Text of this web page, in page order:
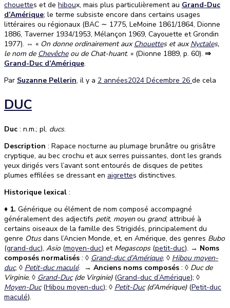
chouettes et de hiboux, mais plus particulièrement au Grand-Duc
d’Amérique; le terme subsiste encore dans certains usages
littéraires ou régionaux (BAC ∼ 1775, LeMoine 1861/1864, Dionne
1886, Taverner 1934/1953, Mélançon 1969, Cayouette et Grondin
1977). ⇔ « On donne ordinairement auxChouettes et auxNyctales,
le nom de Chevêcheou de Chat-huant. » (Dionne 1889, p. 60). ⇒
Grand-Duc d’Amérique.
Par Suzanne Pellerin, il y a 2 années2024 Décembre 26 de cela
DUC
Duc : n.m.; pl. ducs.
Description : Rapace nocturne au plumage brunâtre ou grisâtre
cryptique, au bec crochu et aux serres puissantes, dont les grands
yeux dirigés vers l’avant sont entourés de disques de petites
plumes effilées se dressant en aigrettes distinctives.
Historique lexical :
♦ 1. Générique ou élément de nom composé accompagné
généralement des adjectifs petit, moyenou grand, attribué à
certains oiseaux de la famille des Strigidés, principalement du
genre Otusdans l’Ancien Monde, et, en Amérique, des genres Bubo
(grand-duc), Asio(moyen-duc) et Megascops(petit-duc). → Noms
composés normalisés : ◊ Grand-duc d’Amérique, ◊ Hibou moyen-
duc, ◊ Petit-duc maculé. → Anciens noms composés : ◊ Duc de
Virginie, ◊ Grand-Duc(de Virginie)(Grand-duc d’Amérique); ◊
Moyen-Duc (Hibou moyen-duc); ◊ Petit-Duc(d’Amérique) (Petit-duc
maculé).